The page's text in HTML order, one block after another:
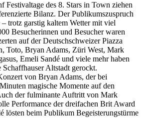
Festivaltage des 8. Stars in Town ziehen
Bilanz. Der Publikumszuspruch
trotz garstig kaltem Wetter mit viel
Besucherinnen und Besucher waren
auf der Deutschschweizer Piazza
Toto, Bryan Adams, Züri West, Mark
Emeli Sandé und viele mehr haben
Altstadt gerockt.
von Bryan Adams, der bei
magische Momente auf den
der fulminante Auftritt von Mark
Performance der dreifachen Brit Award
lösten beim Publikum Begeisterungstürme